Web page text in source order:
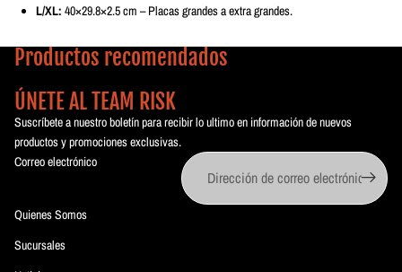
L/XL: 40×29.8×2.5 cm – Placas grandes a extra grandes.
Productos recomendados
ÚNETE AL TEAM RISK
Suscríbete a nuestro boletín para recibir lo ultimo en información de nuevos
productos y promociones exclusivas.
Correo electrónico
Quienes Somos
Sucursales